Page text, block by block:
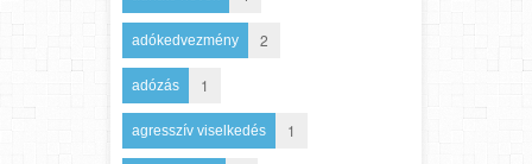
adókedvezmény 2
adózás 1
agresszív viselkedés 1